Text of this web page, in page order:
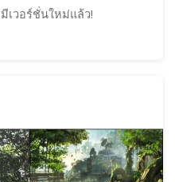
เวอร์ชั่นใหม่แล้ว!